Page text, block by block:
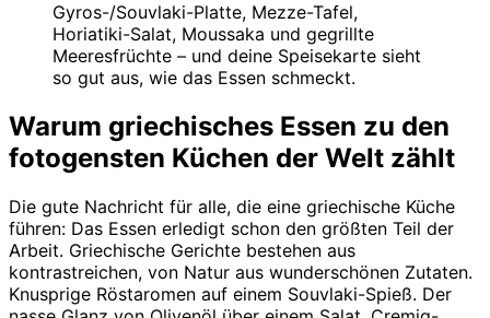
Gyros-/Souvlaki-Platte, Mezze-Tafel,
Horiatiki-Salat, Moussaka und gegrillte
Meeresfrüchte – und deine Speisekarte sieht
so gut aus, wie das Essen schmeckt.
Warum griechisches Essen zu den
fotogensten Küchen der Welt zählt
Die gute Nachricht für alle, die eine griechische Küche
führen: Das Essen erledigt schon den größten Teil der
Arbeit. Griechische Gerichte bestehen aus
kontrastreichen, von Natur aus wunderschönen Zutaten.
Knusprige Röstaromen auf einem Souvlaki-Spieß. Der